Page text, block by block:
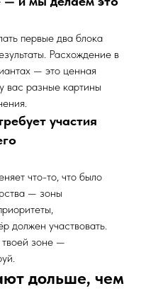
первые два блока
Расхождение в
— это ценная
вас разные картины
участия
что-то, что было
— зоны
должен участвовать.
зоне —
дольше, чем